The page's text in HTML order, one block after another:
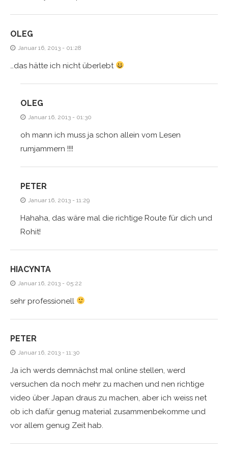
OLEG
Januar 16, 2013 - 01:28
…das hätte ich nicht überlebt
OLEG
Januar 16, 2013 - 01:30
oh mann ich muss ja schon allein vom Lesen
rumjammern !!!!
PETER
Januar 16, 2013 - 11:29
Hahaha, das wäre mal die richtige Route für dich und
Rohit!
HIACYNTA
Januar 16, 2013 - 05:22
sehr professionell
PETER
Januar 16, 2013 - 11:30
Ja ich werds demnächst mal online stellen, werd
versuchen da noch mehr zu machen und nen richtige
video über Japan draus zu machen, aber ich weiss net
ob ich dafür genug material zusammenbekomme und
vor allem genug Zeit hab.